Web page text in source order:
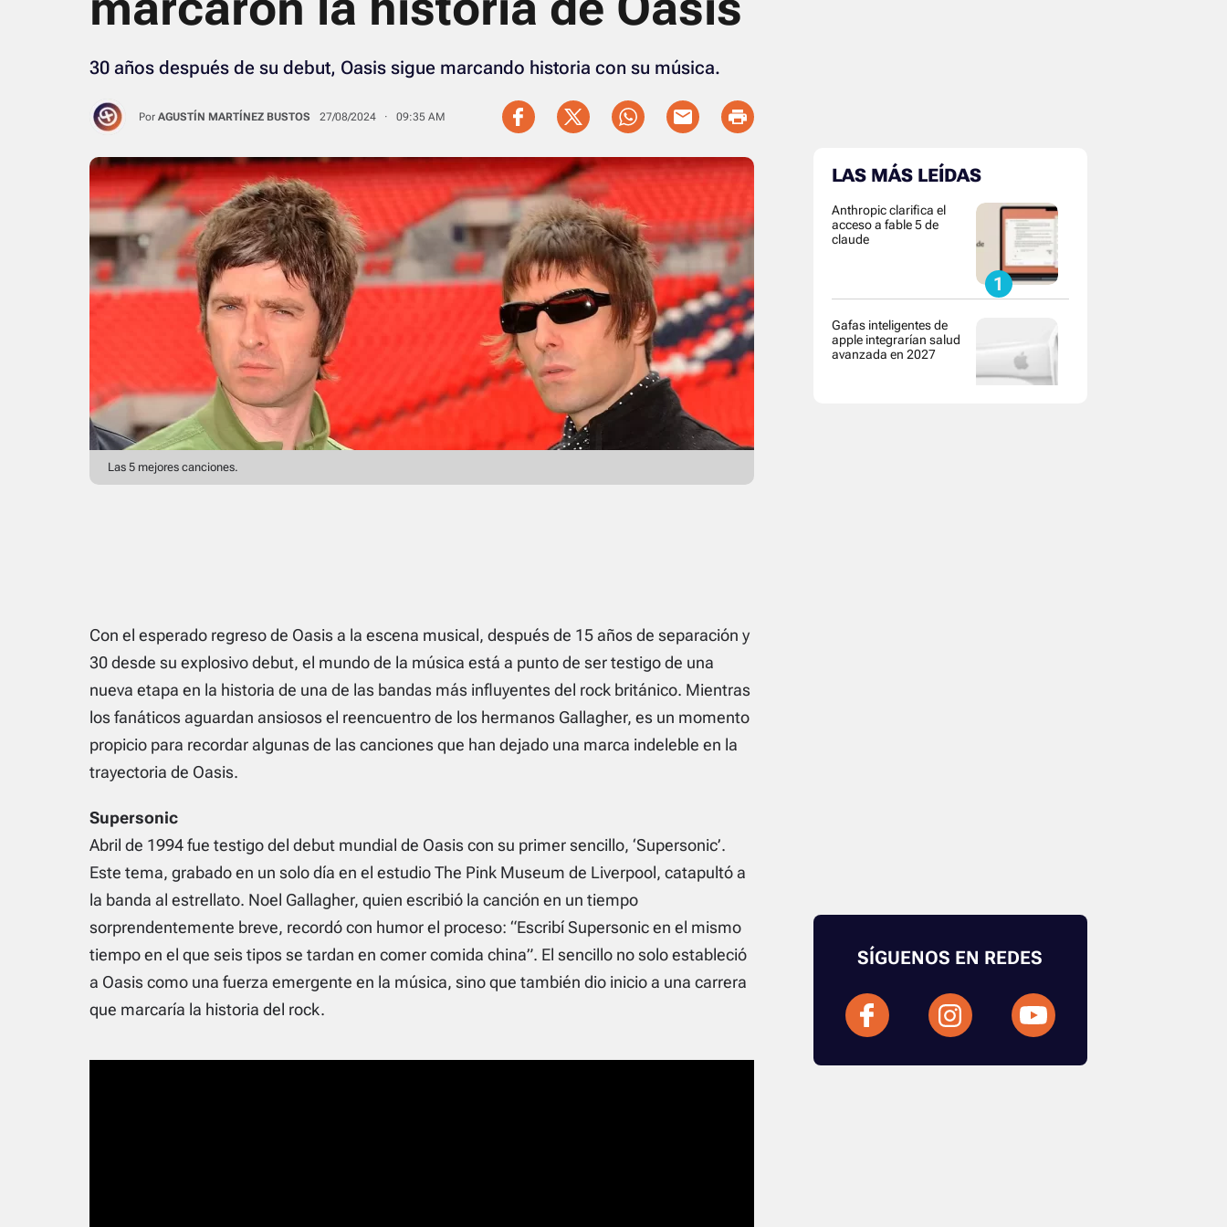
30 años después de su debut, Oasis sigue marcando historia con su música.
Por AGUSTÍN MARTÍNEZ BUSTOS 27/08/2024 · 09:35 AM
Las 5 mejores canciones.
Con el esperado regreso de Oasis a la escena musical, después de 15 años de separación y
30 desde su explosivo debut, el mundo de la música está a punto de ser testigo de una
nueva etapa en la historia de una de las bandas más influyentes del rock británico. Mientras
los fanáticos aguardan ansiosos el reencuentro de los hermanos Gallagher, es un momento
propicio para recordar algunas de las canciones que han dejado una marca indeleble en la
trayectoria de Oasis.
Supersonic
Abril de 1994 fue testigo del debut mundial de Oasis con su primer sencillo, ‘Supersonic’.
Este tema, grabado en un solo día en el estudio The Pink Museum de Liverpool, catapultó a
la banda al estrellato. Noel Gallagher, quien escribió la canción en un tiempo
sorprendentemente breve, recordó con humor el proceso: “Escribí Supersonic en el mismo
tiempo en el que seis tipos se tardan en comer comida china”. El sencillo no solo estableció
a Oasis como una fuerza emergente en la música, sino que también dio inicio a una carrera
que marcaría la historia del rock.
LAS MÁS LEÍDAS
Anthropic clarifica el
acceso a fable 5 de
claude
Gafas inteligentes de
apple integrarían salud
avanzada en 2027
SÍGUENOS EN REDES